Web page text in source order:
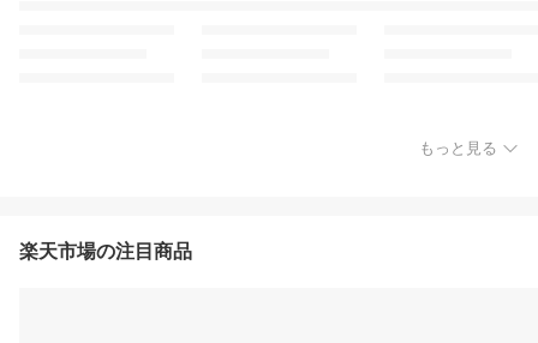
もっと見る
楽天市場の注目商品